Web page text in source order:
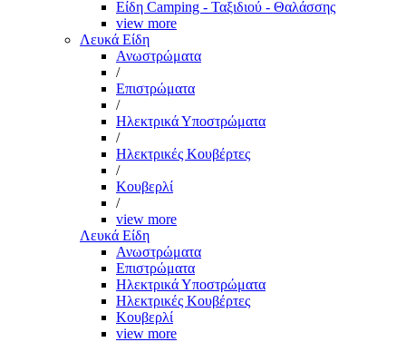
Είδη Camping - Ταξιδιού - Θαλάσσης
view more
Λευκά Είδη
Ανωστρώματα
/
Επιστρώματα
/
Ηλεκτρικά Υποστρώματα
/
Ηλεκτρικές Κουβέρτες
/
Κουβερλί
/
view more
Λευκά Είδη
Ανωστρώματα
Επιστρώματα
Ηλεκτρικά Υποστρώματα
Ηλεκτρικές Κουβέρτες
Κουβερλί
view more